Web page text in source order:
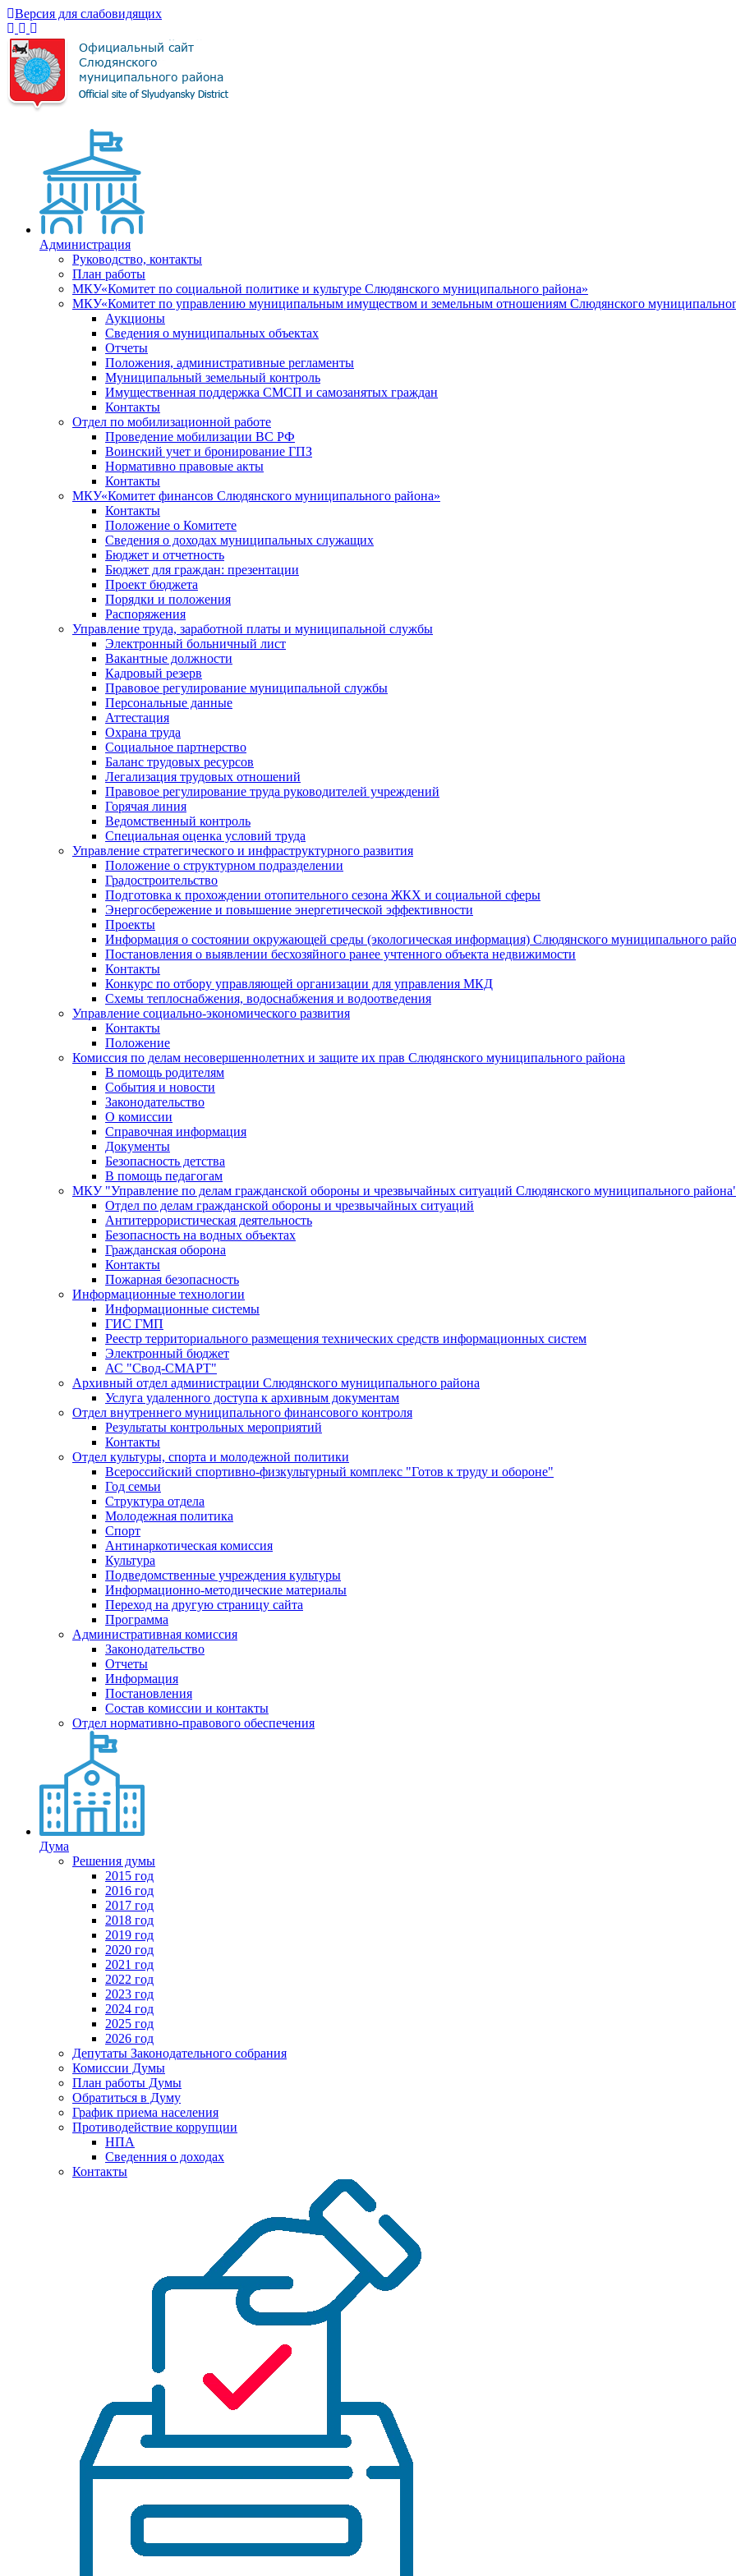
Версия для слабовидящих
Администрация
Руководство, контакты
План работы
МКУ«Комитет по социальной политике и культуре Слюдянского муниципального района»
МКУ«Комитет по управлению муниципальным имуществом и земельным отношениям Слюдянского
Аукционы
Сведения о муниципальных объектах
Отчеты
Положения, административные регламенты
Муниципальный земельный контроль
Имущественная поддержка СМСП и самозанятых граждан
Контакты
Отдел по мобилизационной работе
Проведение мобилизации ВС РФ
Воинский учет и бронирование ГПЗ
Нормативно правовые акты
Контакты
МКУ«Комитет финансов Слюдянского муниципального района»
Контакты
Положение о Комитете
Сведения о доходах муниципальных служащих
Бюджет и отчетность
Бюджет для граждан: презентации
Проект бюджета
Порядки и положения
Распоряжения
Управление труда, заработной платы и муниципальной службы
Электронный больничный лист
Вакантные должности
Кадровый резерв
Правовое регулирование муниципальной службы
Персональные данные
Аттестация
Охрана труда
Социальное партнерство
Баланс трудовых ресурсов
Легализация трудовых отношений
Правовое регулирование труда руководителей учреждений
Горячая линия
Ведомственный контроль
Специальная оценка условий труда
Управление стратегического и инфраструктурного развития
Положение о структурном подразделении
Градостроительство
Подготовка к прохождении отопительного сезона ЖКХ и социальной сферы
Энергосбережение и повышение энергетической эффективности
Проекты
Информация о состоянии окружающей среды (экологическая информация) Слюдянского муниципального
Постановления о выявлении бесхозяйного ранее учтенного объекта недвижимости
Контакты
Конкурс по отбору управляющей организации для управления МКД
Схемы теплоснабжения, водоснабжения и водоотведения
Управление социально-экономического развития
Контакты
Положение
Комиссия по делам несовершеннолетних и защите их прав Слюдянского муниципального района
В помощь родителям
События и новости
Законодательство
О комиссии
Справочная информация
Документы
Безопасность детства
В помощь педагогам
МКУ "Управление по делам гражданской обороны и чрезвычайных ситуаций Слюдянского муниципального
Отдел по делам гражданской обороны и чрезвычайных ситуаций
Антитеррористическая деятельность
Безопасность на водных объектах
Гражданская оборона
Контакты
Пожарная безопасность
Информационные технологии
Информационные системы
ГИС ГМП
Реестр территориального размещения технических средств информационных систем
Электронный бюджет
АС "Свод-СМАРТ"
Архивный отдел администрации Слюдянского муниципального района
Услуга удаленного доступа к архивным документам
Отдел внутреннего муниципального финансового контроля
Результаты контрольных мероприятий
Контакты
Отдел культуры, спорта и молодежной политики
Всероссийский спортивно-физкультурный комплекс "Готов к труду и обороне"
Год семьи
Структура отдела
Молодежная политика
Спорт
Антинаркотическая комиссия
Культура
Подведомственные учреждения культуры
Информационно-методические материалы
Переход на другую страницу сайта
Программа
Административная комиссия
Законодательство
Отчеты
Информация
Постановления
Состав комиссии и контакты
Отдел нормативно-правового обеспечения
Дума
Решения думы
2015 год
2016 год
2017 год
2018 год
2019 год
2020 год
2021 год
2022 год
2023 год
2024 год
2025 год
2026 год
Депутаты Законодательного собрания
Комиссии Думы
План работы Думы
Обратиться в Думу
График приема населения
Противодействие коррупции
НПА
Сведенния о доходах
Контакты